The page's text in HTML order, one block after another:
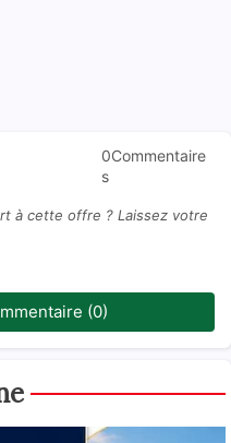
0Commentaire
s
à cette offre ? Laissez votre
(0)